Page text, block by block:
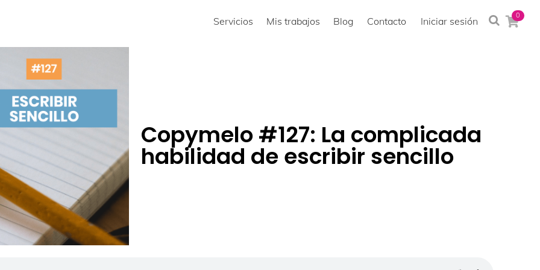
0
Servicios Mis trabajos Blog Contacto Iniciar sesión
Copymelo #127: La complicada
habilidad de escribir sencillo